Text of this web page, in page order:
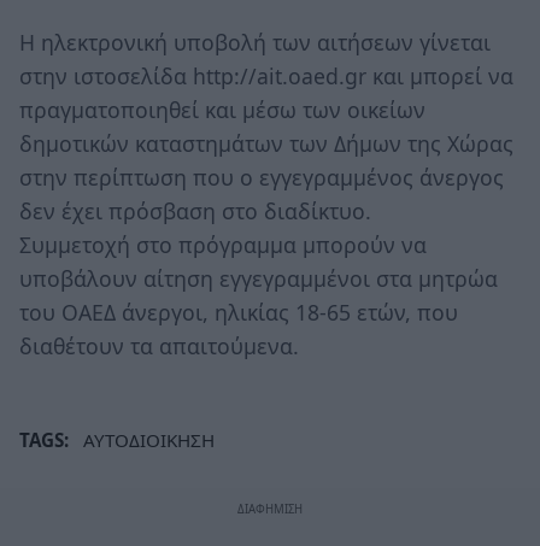
Η ηλεκτρονική υποβολή των αιτήσεων γίνεται
στην ιστοσελίδα http://ait.oaed.gr και μπορεί να
πραγματοποιηθεί και μέσω των οικείων
δημοτικών καταστημάτων των Δήμων της Χώρας
στην περίπτωση που ο εγγεγραμμένος άνεργος
δεν έχει πρόσβαση στο διαδίκτυο.
Συμμετοχή στο πρόγραμμα μπορούν να
υποβάλουν αίτηση εγγεγραμμένοι στα μητρώα
του ΟΑΕΔ άνεργοι, ηλικίας 18-65 ετών, που
διαθέτουν τα απαιτούμενα.
TAGS: ΑΥΤΟΔΙΟΙΚΗΣΗ